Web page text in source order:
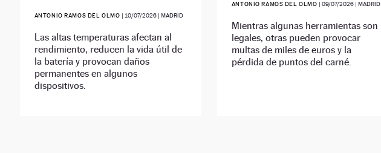
ANTONIO RAMOS DEL OLMO | 10/07/2026| MADRID
Las altas temperaturas afectan al
rendimiento, reducen la vida útil de
la batería y provocan daños
permanentes en algunos
dispositivos.
ANTONIO RAMOS DEL OLMO | 09/07/2026 | MADRID
Mientras algunas herramientas son
legales, otras pueden provocar
multas de miles de euros y la
pérdida de puntos del carné.